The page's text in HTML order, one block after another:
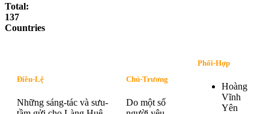
Total:
137
Countries
Điều-Lệ
Những sáng-tác và sưu-
Chủ-Trương
Do một số
Phối-Hợp
Hoàng
Vĩnh
Yên